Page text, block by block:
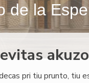
de la
pri tiu prunto, tiu